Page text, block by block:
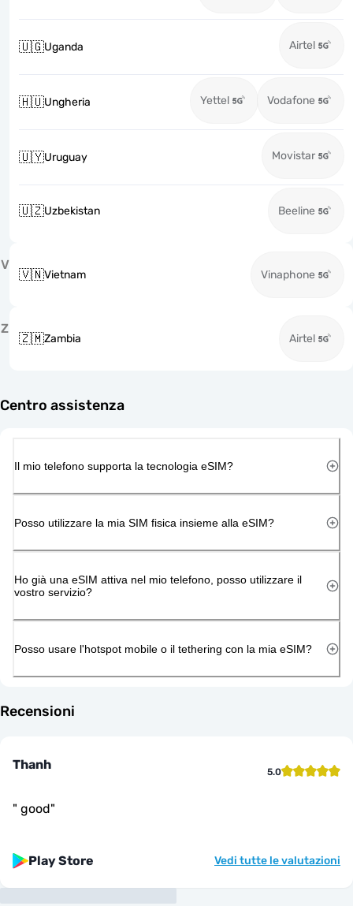
🇺🇬Uganda Airtel
🇭🇺Ungheria Yettel Vodafone
🇺🇾Uruguay Movistar
🇺🇿Uzbekistan Beeline
V
🇻🇳Vietnam Vinaphone
Z
🇿🇲Zambia Airtel
Centro assistenza
Il mio telefono supporta la tecnologia eSIM?
Posso utilizzare la mia SIM fisica insieme alla eSIM?
Ho già una eSIM attiva nel mio telefono, posso utilizzare il
vostro servizio?
Posso usare l'hotspot mobile o il tethering con la mia eSIM?
Recensioni
Thanh 5.0
" good"
Play Store Vedi tutte le valutazioni